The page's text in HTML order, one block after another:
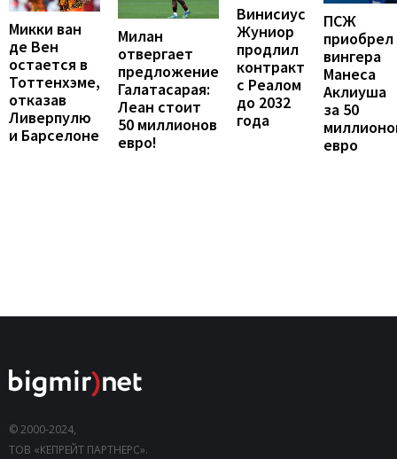
Микки ван
де Вен
остается в
Тоттенхэме,
отказав
Ливерпулю
и Барселоне
Милан
отвергает
предложение
Галатасарая:
Леан стоит
50 миллионов
евро!
Винисиус
Жуниор
продлил
контракт
с Реалом
до 2032
года
ПСЖ
приобрел
вингера
Манеса
Аклиуша
за 50
евро
© 2000-2024,
ТОВ «КЕПРЕЙТ ПАРТНЕРС».